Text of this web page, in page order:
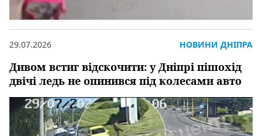
Дивом встиг відскочити: у Дніпрі пішохід
двічі ледь не опинився під колесами авто
29.07.2026 НОВИНИ ДНІПРА